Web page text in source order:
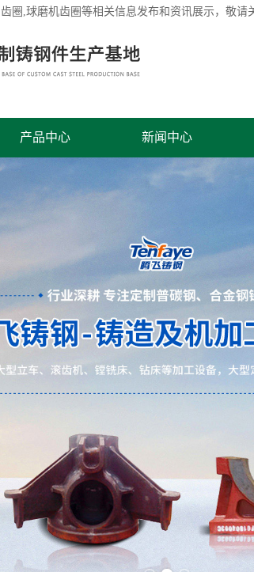
圈,球磨机齿圈等相关信息发布和资讯展示，敬请
产品中心 新闻中心